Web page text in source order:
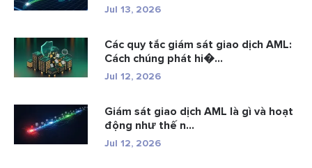
Jul 13, 2026
Các quy tắc giám sát giao dịch AML:
Cách chúng phát hi�...
Jul 12, 2026
Giám sát giao dịch AML là gì và hoạt
động như thế n...
Jul 12, 2026